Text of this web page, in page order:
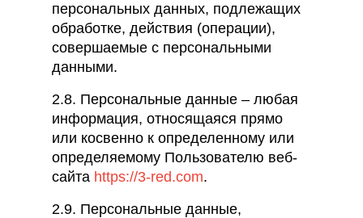
персональных данных, подлежащих
обработке, действия (операции),
совершаемые с персональными
данными.
2.8. Персональные данные – любая
информация, относящаяся прямо
или косвенно к определенному или
определяемому Пользователю веб-
сайта https://3-red.com.
2.9. Персональные данные,